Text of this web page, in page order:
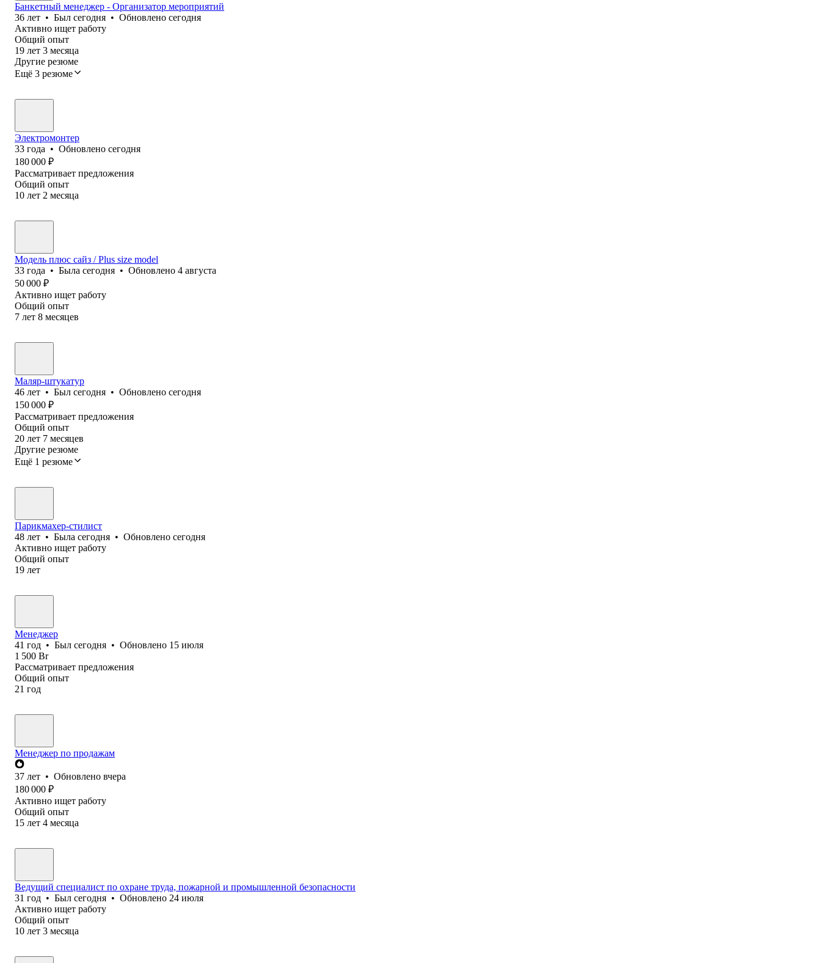
Банкетный менеджер - Организатор мероприятий
36 лет • Был сегодня • Обновлено сегодня
Активно ищет работу
Общий опыт
19 лет 3 месяца
Другие резюме
Ещё 3 резюме
Электромонтер
33 года • Обновлено сегодня
180 000 ₽
Рассматривает предложения
Общий опыт
10 лет 2 месяца
Модель плюс сайз / Plus size model
33 года • Была сегодня • Обновлено 4 августа
50 000 ₽
Активно ищет работу
Общий опыт
7 лет 8 месяцев
Маляр-штукатур
46 лет • Был сегодня • Обновлено сегодня
150 000 ₽
Рассматривает предложения
Общий опыт
20 лет 7 месяцев
Другие резюме
Ещё 1 резюме
Парикмахер-стилист
48 лет • Была сегодня • Обновлено сегодня
Активно ищет работу
Общий опыт
19 лет
Менеджер
41 год • Был сегодня • Обновлено 15 июля
1 500 Br
Рассматривает предложения
Общий опыт
21 год
Менеджер по продажам
37 лет • Обновлено вчера
180 000 ₽
Активно ищет работу
Общий опыт
15 лет 4 месяца
Ведущий специалист по охране труда, пожарной и промышленной безопасности
31 год • Был сегодня • Обновлено 24 июля
Активно ищет работу
Общий опыт
10 лет 3 месяца